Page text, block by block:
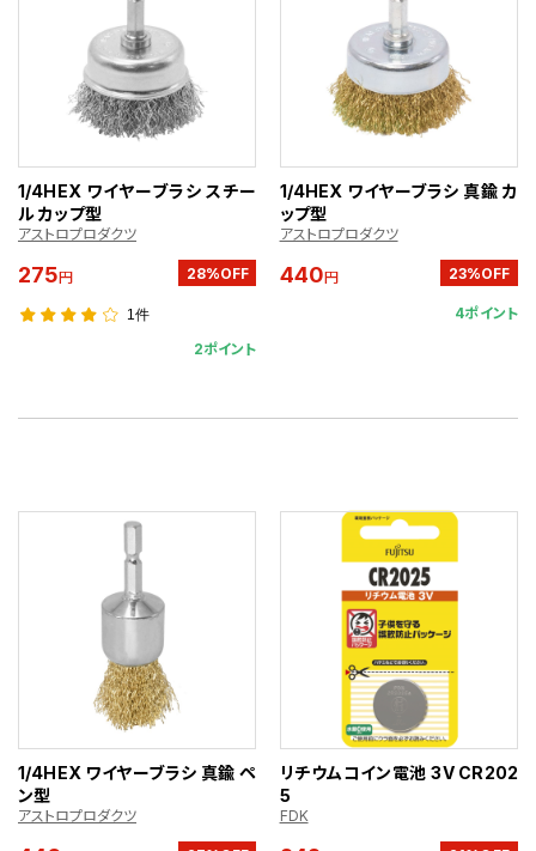
1/4HEX ワイヤーブラシ スチー
ル カップ型
アストロプロダクツ
275円 28%OFF
1件
2ポイント
1/4HEX ワイヤーブラシ 真鍮 カ
ップ型
アストロプロダクツ
440円 23%OFF
4ポイント
1/4HEX ワイヤーブラシ 真鍮 ペ
ン型
アストロプロダクツ
リチウムコイン電池 3V CR202
5
FDK